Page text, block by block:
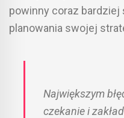
powinny coraz
planowania swojej
Największym
czekanie i